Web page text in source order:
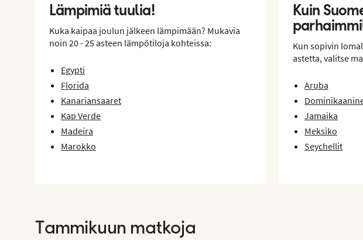
Lämpimiä tuulia!
Kuka kaipaa joulun jälkeen lämpimään? Mukavia
noin 20 - 25 asteen lämpötiloja kohteissa:
Egypti
Florida
Kanariansaaret
Kap Verde
Madeira
Marokko
Kuin
Kun sopivin
astetta, valitse
Aruba
Jamaika
Meksiko
Seychellit
Tammikuun matkoja